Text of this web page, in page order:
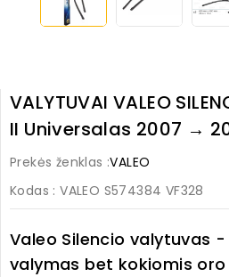
VALYTUVAI VALEO
II Universalas 2007 →
Prekės ženklas :VALEO
Kodas : VALEO S574384 VF328
Valeo Silencio valytuvas
valymas bet kokiomis